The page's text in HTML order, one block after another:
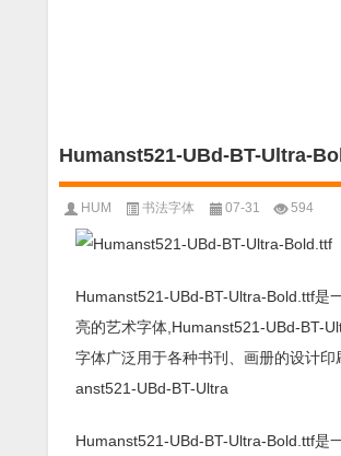
Humanst521-UBd-BT-Ultra-
HUM 书法字体 07-31 594
Humanst521-UBd-BT-Ultra-Bold.ttf是
亮的艺术字体,Humanst521-UBd-BT-
字体广泛用于各种书刊、画册的设计印
anst521-UBd-BT-Ultra
Humanst521-UBd-BT-Ultra-Bold.ttf是